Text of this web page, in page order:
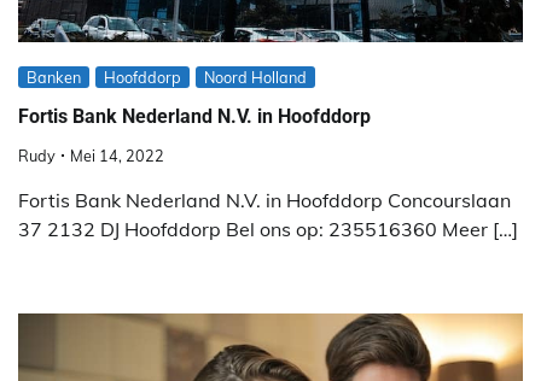
Banken Hoofddorp Noord Holland
Fortis Bank Nederland N.V. in Hoofddorp
Rudy Mei 14, 2022
Fortis Bank Nederland N.V. in Hoofddorp Concourslaan
37 2132 DJ Hoofddorp Bel ons op: 235516360 Meer […]